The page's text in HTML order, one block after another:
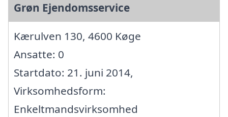
Grøn Ejendomsservice
Kærulven 130, 4600 Køge
Ansatte: 0
Startdato: 21. juni 2014,
Virksomhedsform:
Enkeltmandsvirksomhed